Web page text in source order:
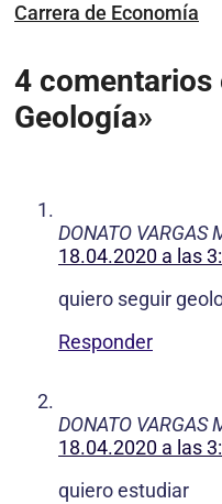
Carrera de Economía
4 comentarios
Geología»
DONATO VARGAS
18.04.2020 a las
quiero seguir
Responder
DONATO VARGAS
18.04.2020 a las
quiero estudiar